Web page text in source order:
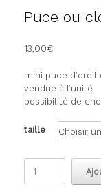
Puce ou
13,00€
mini puce
vendue à l’unité
possibilité de
taille